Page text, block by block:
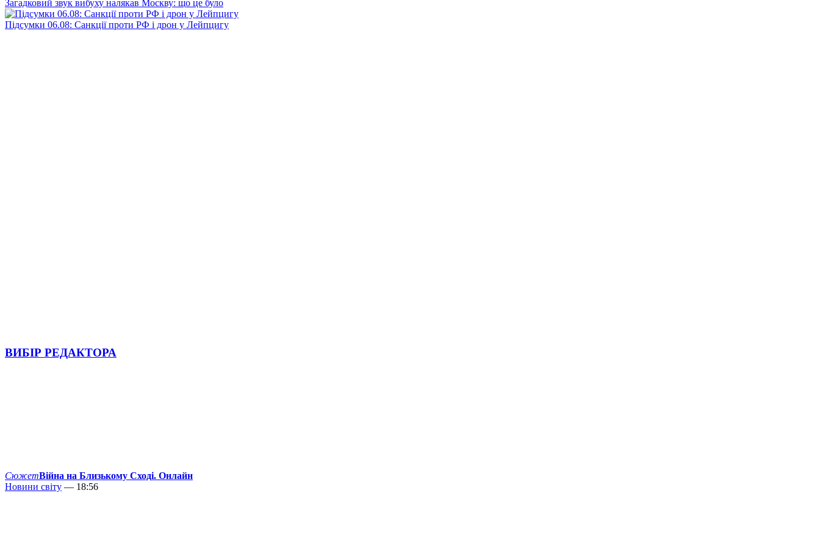
Загадковий звук вибуху налякав Москву: що це було
Підсумки 06.08: Санкції проти РФ і дрон у Лейпцигу
ВИБІР РЕДАКТОРА
СюжетВійна на Близькому Сході. Онлайн
Новини світу — 18:56